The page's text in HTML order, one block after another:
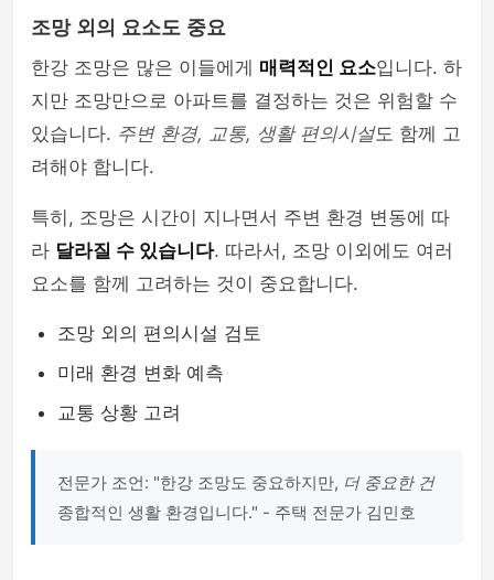
조망 외의 요소도 중요
한강 조망은 많은 이들에게 매력적인 요소입니다. 하
지만 조망만으로 아파트를 결정하는 것은 위험할 수
있습니다. 주변 환경, 교통, 생활 편의시설도 함께 고
려해야 합니다.
특히, 조망은 시간이 지나면서 주변 환경 변동에 따
라 달라질 수 있습니다. 따라서, 조망 이외에도 여러
요소를 함께 고려하는 것이 중요합니다.
조망 외의 편의시설 검토
미래 환경 변화 예측
교통 상황 고려
전문가 조언: "한강 조망도 중요하지만, 더 중요한 건
종합적인 생활 환경입니다." - 주택 전문가 김민호